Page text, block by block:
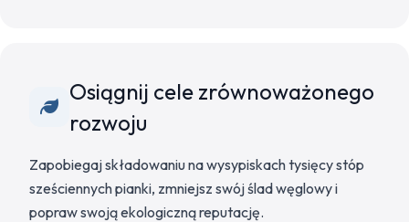
Osiągnij cele zrównoważonego
rozwoju
Zapobiegaj składowaniu na wysypiskach tysięcy stóp
sześciennych pianki, zmniejsz swój ślad węglowy i
popraw swoją ekologiczną reputację.